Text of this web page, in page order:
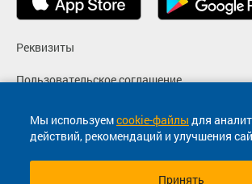
Мы используемcookie-файлы для
действий, рекомендаций и улучшения
Принять
Реквизиты
Пользовательское соглашение
Политика конфиденциальности
Согласие на маркетинговые сообщения